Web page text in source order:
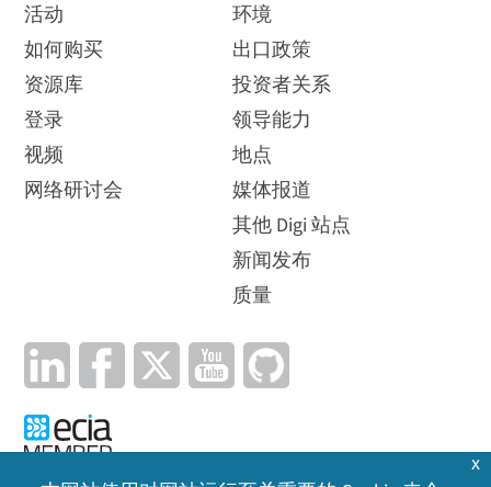
活动
如何购买
资源库
登录
视频
网络研讨会
环境
出口政策
投资者关系
领导能力
地点
媒体报道
其他 Digi 站点
新闻发布
质量
x